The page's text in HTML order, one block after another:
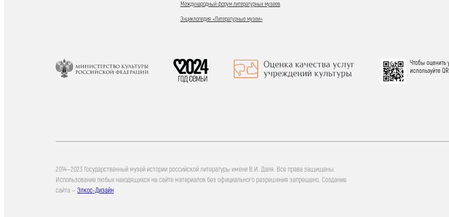
Международный форум литературных музеев
Энциклопедия «Литературные музеи»
Чтобы оценить
используйте
2014—2023 Государственный музей истории российской литературы имени В.И. Даля. Все права защищены.
Использование любых находящихся на сайте материалов без официального разрешения запрещено. Создание
сайта — Элкос-Дизайн